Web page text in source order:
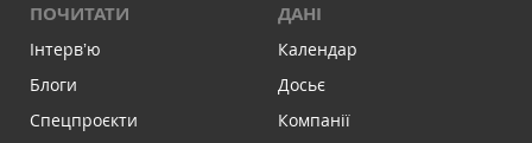
ПОЧИТАТИ
Інтервʼю
Блоги
Спецпроєкти
ДАНІ
Календар
Досьє
Компанії